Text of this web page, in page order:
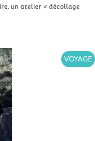
un atelier « décollage
VOYAGE